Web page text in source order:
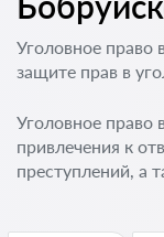
Уголовное право
защите прав в
Уголовное право
привлечения к
преступлений, а